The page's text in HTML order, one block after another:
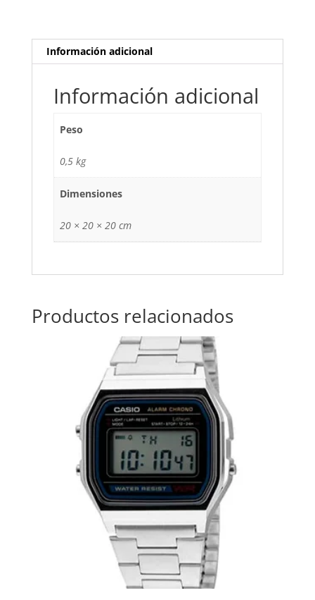
Acero
Esfera
cantidad
Información adicional
Información adicional
Peso
0,5 kg
Dimensiones
20 × 20 × 20 cm
Productos relacionados